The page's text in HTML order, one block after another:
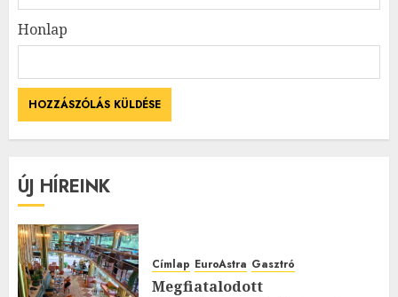
Honlap
ÚJ HÍREINK
Címlap EuroAstra Gasztró
Megfiatalodott